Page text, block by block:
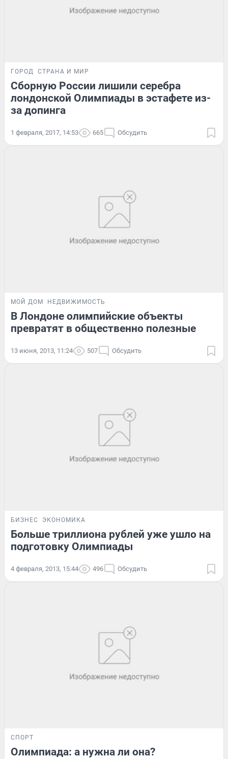
ГОРОД СТРАНА И МИР
Сборную России лишили серебра
лондонской Олимпиады в эстафете из-
за допинга
1 февраля, 2017, 14:53 665 Обсудить
МОЙ ДОМ НЕДВИЖИМОСТЬ
В Лондоне олимпийские объекты
превратят в общественно полезные
13 июня, 2013, 11:24 507 Обсудить
БИЗНЕС ЭКОНОМИКА
Больше триллиона рублей уже ушло на
подготовку Олимпиады
4 февраля, 2013, 15:44 496 Обсудить
СПОРТ
Олимпиада: а нужна ли она?